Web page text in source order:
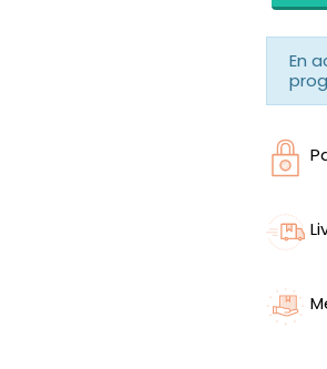
En